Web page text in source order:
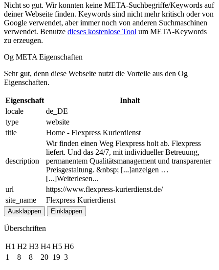
Nicht so gut. Wir konnten keine META-Suchbegriffe/Keywords auf
deiner Webseite finden. Keywords sind nicht mehr kritisch oder von
Google verwendet, aber immer noch von anderen Suchmaschinen
verwendet. Benutze dieses kostenlose Tool um META-Keywords
zu erzeugen.
Og META Eigenschaften
Sehr gut, denn diese Webseite nutzt die Vorteile aus den Og
Eigenschaften.
Eigenschaft
Inhalt
locale
de_DE
type
website
title
Home - Flexpress Kurierdienst
description
Wir finden einen Weg Flexpress holt ab. Flexpress
liefert. Und das 24/7, mit individueller Betreuung,
permanentem Qualitätsmanagement und transparenter
Preisgestaltung. &nbsp; [...]anzeigen …
[...]Weiterlesen...
url
https://www.flexpress-kurierdienst.de/
site_name
Flexpress Kurierdienst
Ausklappen Einklappen
Überschriften
H1 H2 H3 H4 H5 H6
1
8 8 20 19 3